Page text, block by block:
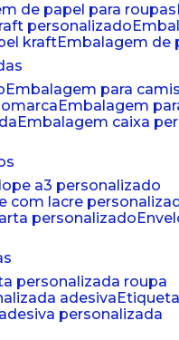
de papel para roupas
personalizado
kraft
embalagem de
embalagem para
embalagem
embalagem caixa
a3 personalizado
com lacre
personalizado
personalizada roupa
adesiva
personalizada